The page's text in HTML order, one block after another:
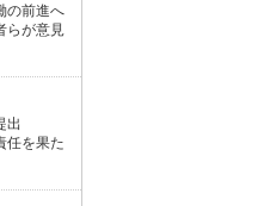
の前進へ
らが意見
出
任を果た